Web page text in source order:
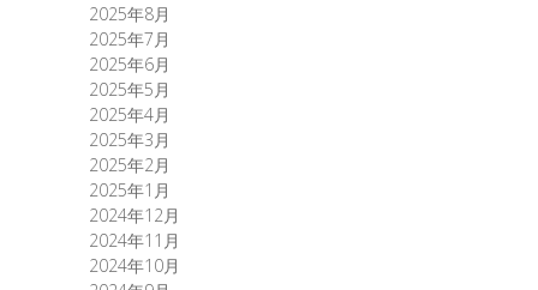
2025年8月
2025年7月
2025年6月
2025年5月
2025年4月
2025年3月
2025年2月
2025年1月
2024年12月
2024年11月
2024年10月